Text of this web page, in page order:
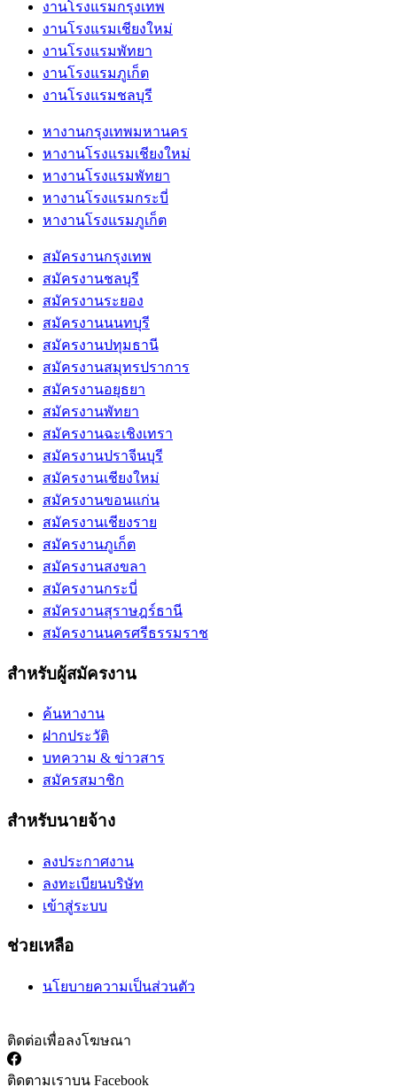
งานโรงแรมกรุงเทพ
งานโรงแรมเชียงใหม่
งานโรงแรมพัทยา
งานโรงแรมภูเก็ต
งานโรงแรมชลบุรี
หางานกรุงเทพมหานคร
หางานโรงแรมเชียงใหม่
หางานโรงแรมพัทยา
หางานโรงแรมกระบี่
หางานโรงแรมภูเก็ต
สมัครงานกรุงเทพ
สมัครงานชลบุรี
สมัครงานระยอง
สมัครงานนนทบุรี
สมัครงานปทุมธานี
สมัครงานสมุทรปราการ
สมัครงานอยุธยา
สมัครงานพัทยา
สมัครงานฉะเชิงเทรา
สมัครงานปราจีนบุรี
สมัครงานเชียงใหม่
สมัครงานขอนแก่น
สมัครงานเชียงราย
สมัครงานภูเก็ต
สมัครงานสงขลา
สมัครงานกระบี่
สมัครงานสุราษฎร์ธานี
สมัครงานนครศรีธรรมราช
สำหรับผู้สมัครงาน
ค้นหางาน
ฝากประวัติ
บทความ & ข่าวสาร
สมัครสมาชิก
สำหรับนายจ้าง
ลงประกาศงาน
ลงทะเบียนบริษัท
เข้าสู่ระบบ
ช่วยเหลือ
นโยบายความเป็นส่วนตัว
ติดต่อเพื่อลงโฆษณา
ติดตามเราบน Facebook